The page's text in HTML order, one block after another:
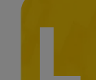
L